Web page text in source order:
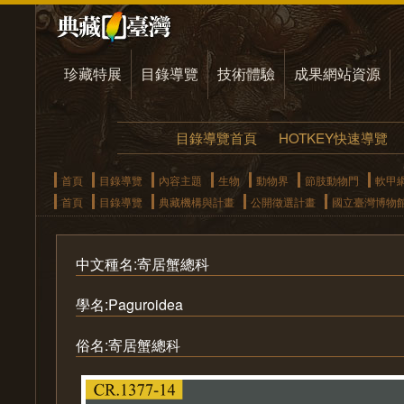
珍藏特展 目錄導覽 技術體驗 成果網站資源
目錄導覽首頁 HOTKEY快速導覽
首頁 目錄導覽 內容主題 生物 動物界 節肢動物門
軟甲
首頁
目錄導覽 典藏機構與計畫 公開徵選計畫 國立臺灣博物
中文種名:寄居蟹總科
學名:Paguroidea
俗名:寄居蟹總科